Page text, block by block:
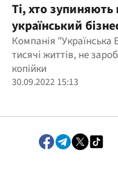
Ті, хто зупиняють
український
тисячі життів, не
заробляючи ні
Компанія "Українська
тисячі життів, не
копійки
30.09.2022 15:13